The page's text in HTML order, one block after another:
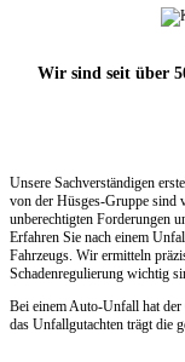
Wir sind seit über
Unsere Sachverständigen
von der Hüsges-Gruppe sind
unberechtigten Forderungen
Erfahren Sie nach einem
Fahrzeugs. Wir ermitteln
Schadenregulierung wichtig
Bei einem Auto-Unfall hat
das Unfallgutachten trägt die